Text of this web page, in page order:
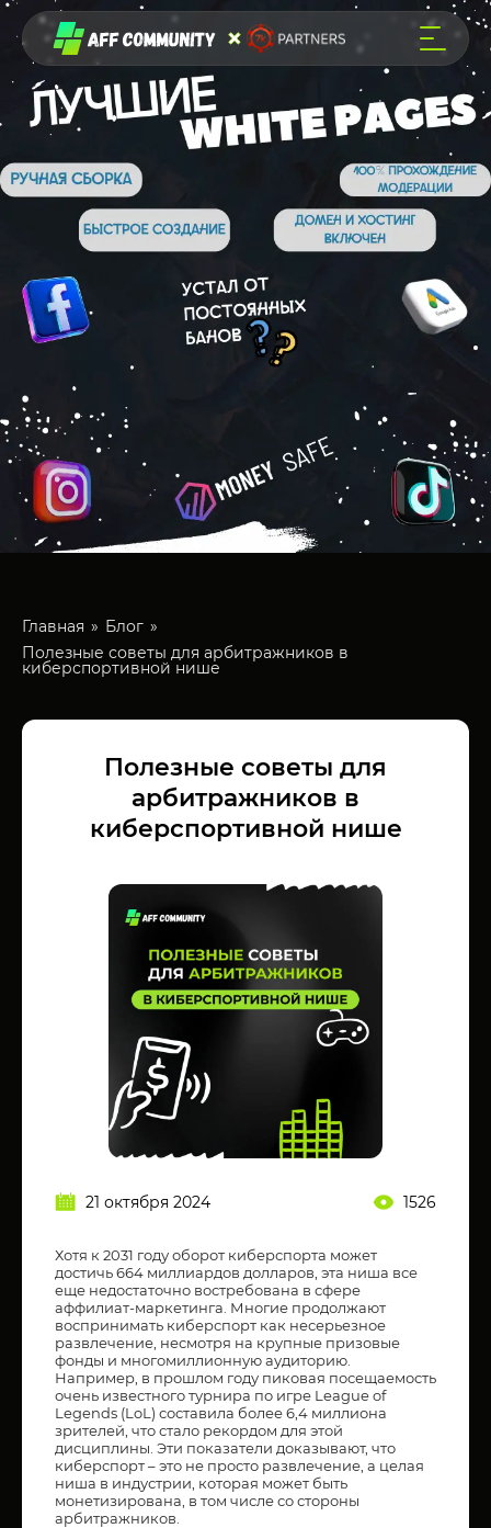
Главная
Блог
Полезные советы для арбитражников в
киберспортивной нише
Полезные советы для
арбитражников в
киберспортивной нише
21 октября 2024 1526
Хотя к 2031 году оборот киберспорта может
достичь 664 миллиардов долларов, эта ниша все
еще недостаточно востребована в сфере
аффилиат-маркетинга. Многие продолжают
воспринимать киберспорт как несерьезное
развлечение, несмотря на крупные призовые
фонды и многомиллионную аудиторию.
Например, в прошлом году пиковая посещаемость
очень известного турнира по игре League of
Legends (LoL) составила более 6,4 миллиона
зрителей, что стало рекордом для этой
дисциплины. Эти показатели доказывают, что
киберспорт – это не просто развлечение, а целая
ниша в индустрии, которая может быть
монетизирована, в том числе со стороны
арбитражников.